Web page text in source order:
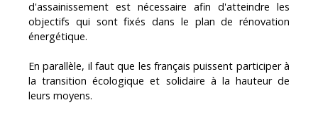
d'assainissement est nécessaire afin d'atteindre les
objectifs qui sont fixés dans le plan de rénovation
énergétique.
En parallèle, il faut que les français puissent participer à
la transition écologique et solidaire à la hauteur de
leurs moyens.